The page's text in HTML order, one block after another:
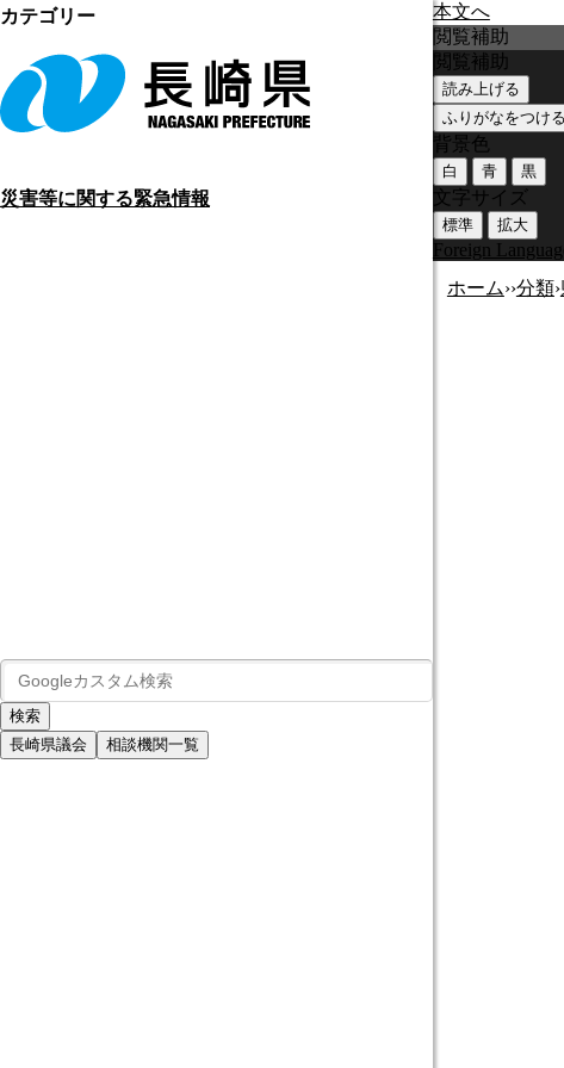
本文へ
災害等に関する緊急情報
長崎県議会 相談機関一覧
閲覧補助
閲覧補助
読み上げる
ふりがなをつける
背景色
白 青 黒
文字サイズ
標準 拡大
Foreign
ホーム››分類›
カテゴリー